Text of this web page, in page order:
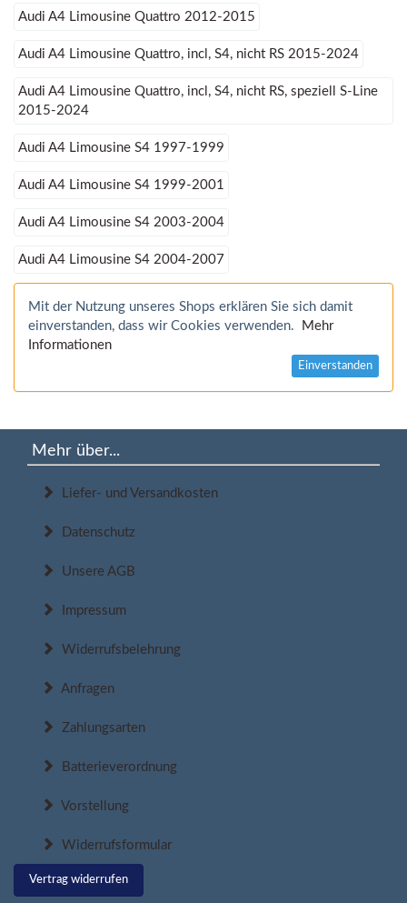
Audi A4 Limousine Quattro 2012-2015
Audi A4 Limousine Quattro, incl, S4, nicht RS 2015-2024
Audi A4 Limousine Quattro, incl, S4, nicht RS, speziell S-Line
2015-2024
Audi A4 Limousine S4 1997-1999
Audi A4 Limousine S4 1999-2001
Audi A4 Limousine S4 2003-2004
Audi A4 Limousine S4 2004-2007
Mit der Nutzung unseres Shops erklären Sie sich damit
einverstanden, dass wir Cookies verwenden.
Mehr
Informationen
Einverstanden
Mehr über...
Liefer- und Versandkosten
Datenschutz
Unsere AGB
Impressum
Widerrufsbelehrung
Anfragen
Zahlungsarten
Batterieverordnung
Vorstellung
Widerrufsformular
Vertrag widerrufen